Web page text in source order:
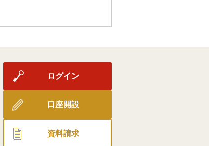
ログイン
口座開設
資料請求